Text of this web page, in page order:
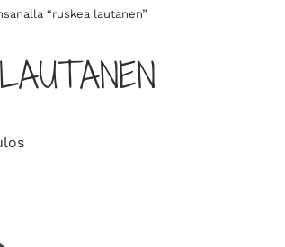
“ruskea lautanen”